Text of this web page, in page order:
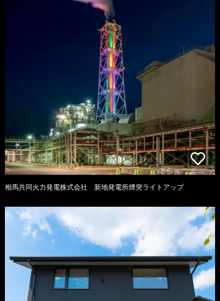
相馬共同火力発電株式会社 新地発電所煙突ライトアップ